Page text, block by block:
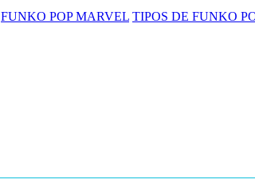
FUNKO POP MARVEL TIPOS DE FUNKO